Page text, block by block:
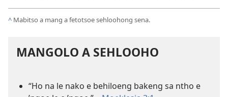
^ Mabitso a mang a fetotsoe sehloohong sena.
MANGOLO A SEHLOOHO
“Ho na le nako e behiloeng bakeng sa ntho e